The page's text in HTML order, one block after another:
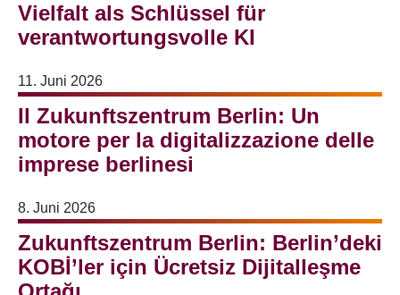
Vielfalt als Schlüssel für
verantwortungsvolle KI
11. Juni 2026
Il Zukunftszentrum Berlin: Un
motore per la digitalizzazione delle
imprese berlinesi
8. Juni 2026
Zukunftszentrum Berlin: Berlin’deki
KOBİ’ler için Ücretsiz Dijitalleşme